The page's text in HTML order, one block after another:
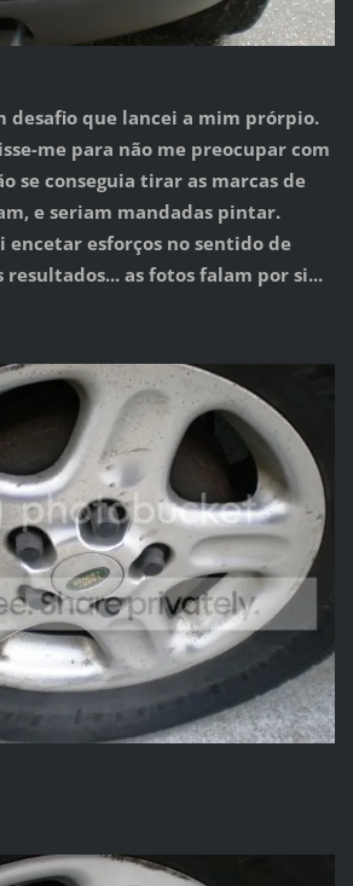
desafio que lancei a mim prórpio.
me para não me preocupar com
se conseguia tirar as marcas de
e seriam mandadas pintar.
encetar esforços no sentido de
as fotos falam por si...